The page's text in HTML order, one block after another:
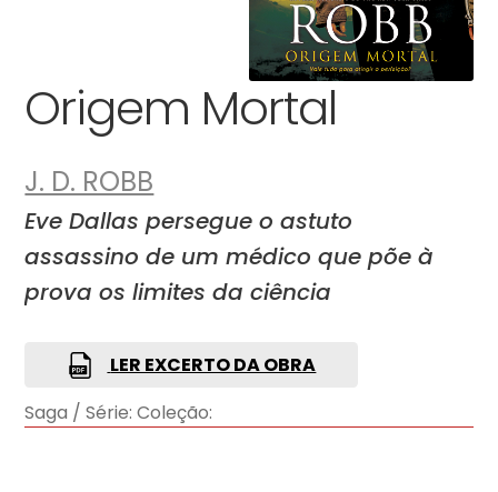
Origem Mortal
J. D. ROBB
Eve Dallas persegue o astuto
assassino de um médico que põe à
prova os limites da ciência
LER EXCERTO DA OBRA
Saga / Série: Coleção: